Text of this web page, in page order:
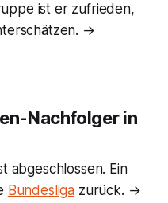
ist er zufrieden,
→
Nachfolger in
abgeschlossen. Ein
Bundesliga zurück. →